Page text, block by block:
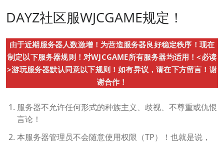
DAYZ社区服WJCGAME规定！
由于近期服务器人数激增！为营造服务器良好稳定秩序！现在
制定以下服务器规则！对WJCGAME所有服务器均适用！<必读
>游玩服务器默认同意以下规则！如有异议，请在下方留言！谢
谢合作！
服务器不允许任何形式的种族主义、歧视、不尊重或仇恨
言论！
本服务器管理员不会随意使用权限（TP）！也就是说，